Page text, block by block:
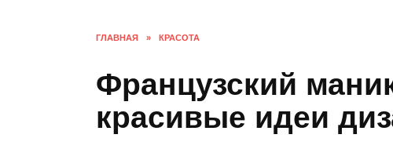
ГЛАВНАЯ » КРАСОТА
Французский
красивые идеи